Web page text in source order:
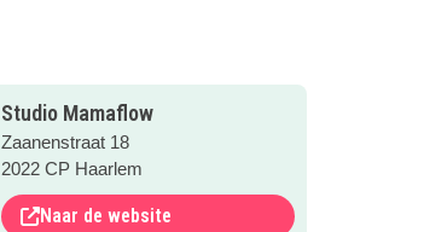
Studio Mamaflow
Zaanenstraat 18
2022 CP Haarlem
Naar de website